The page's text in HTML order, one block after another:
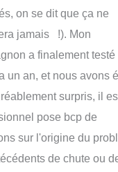
on se dit que ça ne
jamais !). Mon
a finalement testé
un an, et nous avons
surpris, il
pose bcp de
sur l'origine du
de chute ou